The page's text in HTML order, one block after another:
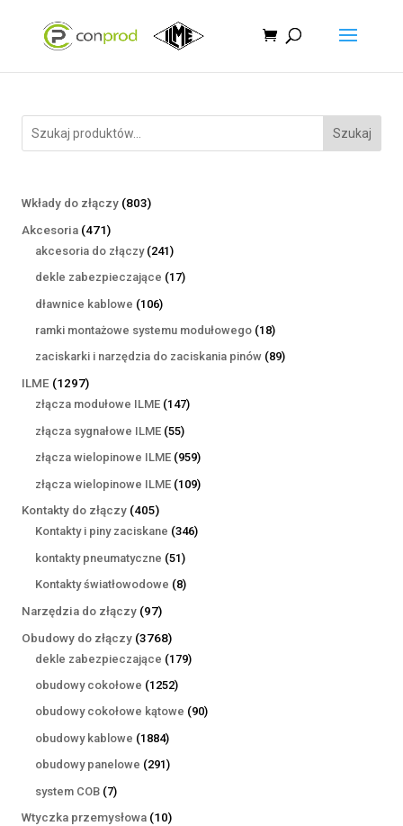
Szukaj
Wkłady do złączy 803803
Akcesoria 471471
produktów
akcesoria do złączy 241241
produktów
dekle zabezpieczające 1717
dławnice kablowe 106106
produktów
ramki montażowe systemu modułowego 1818
produktów
zaciskarki i narzędzia do zaciskania pinów 8989
ILME 12971297
produktów
złącza modułowe ILME 147147
złącza sygnałowe ILME 5555
produktów
złącza wielopinowe ILME 959959
produktów
złącza wielopinowe ILME 109109
Kontakty do złączy 405405
produktów
Kontakty i piny zaciskane 346346
kontakty pneumatyczne 5151
produktów
Kontakty światłowodowe 88
Narzędzia do złączy 9797
produktów
Obudowy do złączy 37683768
produktów
dekle zabezpieczające 179179
obudowy cokołowe 12521252
produkty
obudowy cokołowe kątowe 9090
obudowy kablowe 18841884
produkty
obudowy panelowe 291291
system COB 77
produktów
Wtyczka przemysłowa 1010